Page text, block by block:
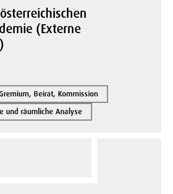
(Externe
Beirat, Kommission
und räumliche Analyse